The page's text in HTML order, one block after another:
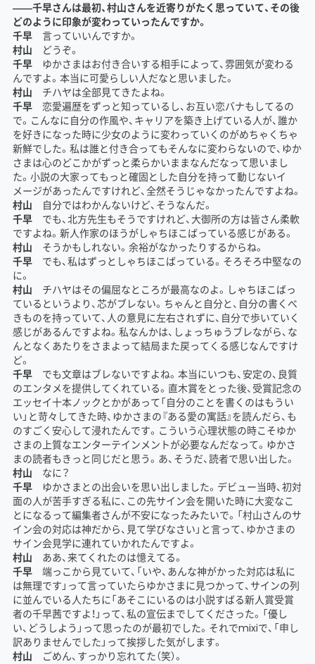
――千早さんは最初、村山さんを近寄りがたく思っていて、その後
どのように印象が変わっていったんですか。
千早言っていいんですか。
村山 どうぞ。
千早ゆかさまはお付き合いする相手によって、雰囲気が変わる
んですよ。本当に可愛らしい人だなと思いました。
村山 チハヤは全部見てきたよね。
千早恋愛遍歴をずっと知っているし、お互い恋バナもしてるの
で。こんなに自分の作風や、キャリアを築き上げている人が、誰か
を好きになった時に少女のように変わっていくのがめちゃくちゃ
新鮮でした。私は誰と付き合ってもそんなに変わらないので、ゆか
さまは心のどこかがずっと柔らかいままなんだなって思いまし
た。小説の大家ってもっと確固とした自分を持って動じないイ
メージがあったんですけれど、全然そうじゃなかったんですよね。
村山 自分ではわかんないけど、そうなんだ。
千早でも、北方先生もそうですけれど、大御所の方は皆さん柔軟
ですよね。新人作家のほうがしゃちほこばっている感じがある。
村山 そうかもしれない。余裕がなかったりするからね。
千早でも、私はずっとしゃちほこばっている。そろそろ中堅なの
に。
村山 チハヤはその偏屈なところが最高なのよ。しゃちほこばっ
ているというより、芯がブレない。ちゃんと自分と、自分の書くべ
きものを持っていて、人の意見に左右されずに、自分で歩いていく
感じがあるんですよね。私なんかは、しょっちゅうブレながら、な
んとなくあたりをさまよって結局また戻ってくる感じなんですけ
ど。
千早でも文章はブレないですよね。本当にいつも、安定の、良質
のエンタメを提供してくれている。直木賞をとった後、受賞記念の
エッセイ十本ノックとかがあって「自分のことを書くのはもうい
い」と苛々してきた時、ゆかさまの『ある愛の寓話』を読んだら、も
のすごく安心して浸れたんです。こういう心理状態の時こそゆか
さまの上質なエンターテインメントが必要なんだなって。ゆかさ
まの読者もきっと同じだと思う。あ、そうだ、読者で思い出した。
村山 なに？
千早ゆかさまとの出会いを思い出しました。デビュー当時、初対
面の人が苦手すぎる私に、この先サイン会を開いた時に大変なこ
とになるって編集者さんが不安になったみたいで。「村山さんのサ
イン会の対応は神だから、見て学びなさい」と言って、ゆかさまの
サイン会見学に連れていかれたんですよ。
村山 ああ、来てくれたのは憶えてる。
千早 端っこから見ていて、「いや、あんな神がかった対応は私に
は無理です」って言っていたらゆかさまに見つかって、サインの列
に並んでいる人たちに「あそこにいるのは小説すばる新人賞受賞
者の千早茜ですよ！」って、私の宣伝までしてくださった。「優し
い、どうしよう」って思ったのが最初でした。それでmixiで、「申し
訳ありませんでした」って挨拶した気がします。
村山 ごめん、すっかり忘れてた（笑）。